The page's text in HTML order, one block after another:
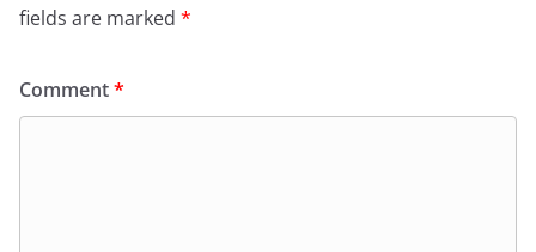
fields are marked *
Comment*